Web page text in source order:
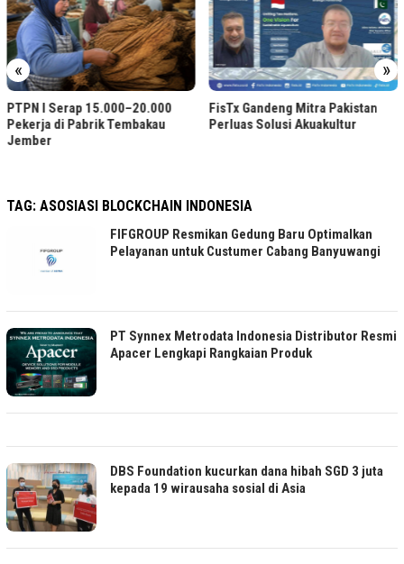
« »
FisTx Gandeng Mitra Pakistan
Perluas Solusi Akuakultur
Akun WhatsApp Bisnis
Diblokir? Ini Solusinya
TAG: ASOSIASI BLOCKCHAIN INDONESIA
FIFGROUP Resmikan Gedung Baru Optimalkan
Pelayanan untuk Custumer Cabang Banyuwangi
PT Synnex Metrodata Indonesia Distributor Resmi
Apacer Lengkapi Rangkaian Produk
DBS Foundation kucurkan dana hibah SGD 3 juta
kepada 19 wirausaha sosial di Asia